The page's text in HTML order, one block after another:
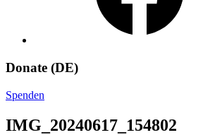
Donate (DE)
Spenden
IMG_20240617_154802